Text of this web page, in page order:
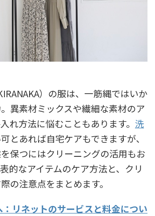
）の服は、一筋縄ではいか
異素材ミックスや繊細な素材のア
れ方法に悩むこともあります。 洗
とあれば自宅ケアもできますが、
保つにはクリーニングの活用もお
的なアイテムのケア方法と、クリ
の注意点をまとめます。
：リネットのサービスと料金につい